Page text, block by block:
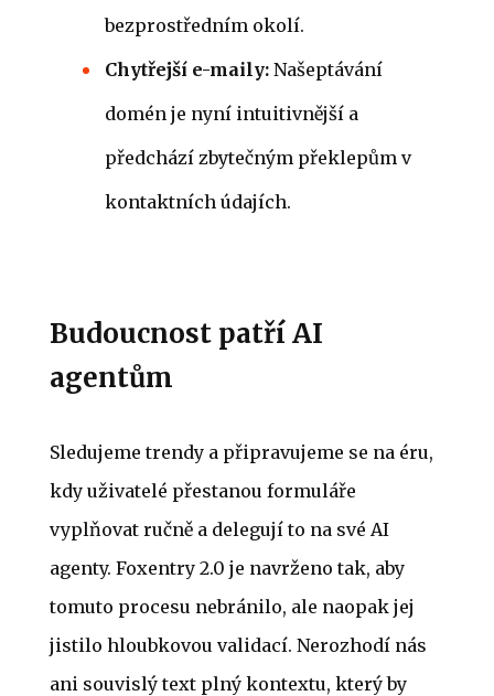
bezprostředním okolí.
Chytřejší e-maily: Našeptávání
domén je nyní intuitivnější a
předchází zbytečným překlepům v
kontaktních údajích.
Budoucnost patří AI
agentům
Sledujeme trendy a připravujeme se na éru,
kdy uživatelé přestanou formuláře
vyplňovat ručně a delegují to na své AI
agenty. Foxentry 2.0 je navrženo tak, aby
tomuto procesu nebránilo, ale naopak jej
jistilo hloubkovou validací. Nerozhodí nás
ani souvislý text plný kontextu, který by